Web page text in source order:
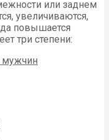
или заднем
увеличиваются,
повышается
три степени: